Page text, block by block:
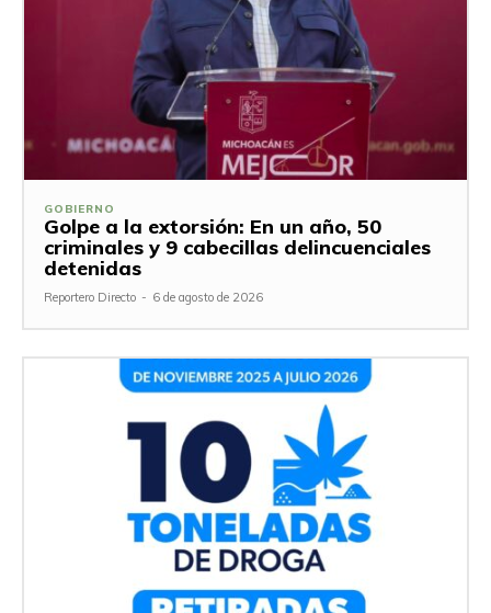
GOBIERNO
Golpe a la extorsión: En un año, 50
criminales y 9 cabecillas delincuenciales
detenidas
Reportero Directo - 6 de agosto de 2026